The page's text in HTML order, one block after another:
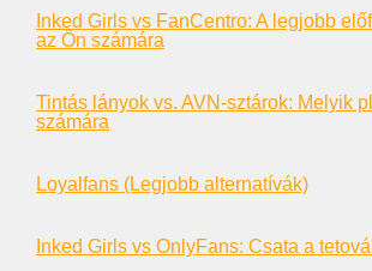
Inked Girls vs FanCentro: A legjobb
az Ön számára
Tintás lányok vs. AVN-sztárok: Melyik
számára
Loyalfans (Legjobb alternatívák)
Inked Girls vs OnlyFans: Csata a